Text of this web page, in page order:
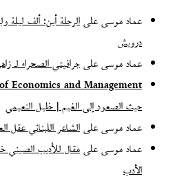
عماد موسىعلىالرحلة أين: ألف ليلة
درويش
عماد موسىعلىجرافيتي الصحراء لـ
Economics and Management
حيث الصعود إلى الغيم | خليل النعيمي
عماد موسىعلىالشاعر اللبناني عقل
عماد موسىعلىمقال للأديب الصيني
الأدب